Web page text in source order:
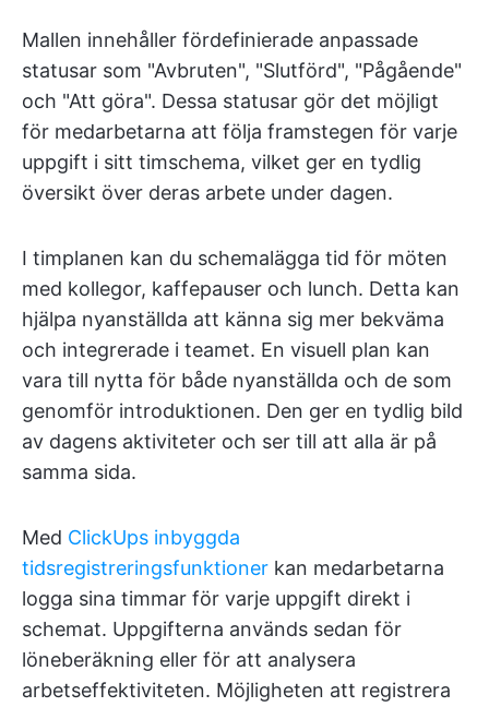
Mallen innehåller fördefinierade anpassade
statusar som "Avbruten", "Slutförd", "Pågående"
och "Att göra". Dessa statusar gör det möjligt
för medarbetarna att följa framstegen för varje
uppgift i sitt timschema, vilket ger en tydlig
översikt över deras arbete under dagen.
I timplanen kan du schemalägga tid för möten
med kollegor, kaffepauser och lunch. Detta kan
hjälpa nyanställda att känna sig mer bekväma
och integrerade i teamet. En visuell plan kan
vara till nytta för både nyanställda och de som
genomför introduktionen. Den ger en tydlig bild
av dagens aktiviteter och ser till att alla är på
samma sida.
Med ClickUps inbyggda
tidsregistreringsfunktioner kan medarbetarna
logga sina timmar för varje uppgift direkt i
schemat. Uppgifterna används sedan för
löneberäkning eller för att analysera
arbetseffektiviteten. Möjligheten att registrera